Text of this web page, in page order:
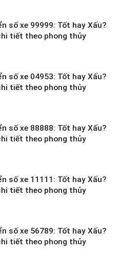
số xe 99999: Tốt hay Xấu?
tiết theo phong thủy
số xe 04953: Tốt hay Xấu?
tiết theo phong thủy
số xe 88888: Tốt hay Xấu?
tiết theo phong thủy
số xe 11111: Tốt hay Xấu?
tiết theo phong thủy
số xe 56789: Tốt hay Xấu?
tiết theo phong thủy